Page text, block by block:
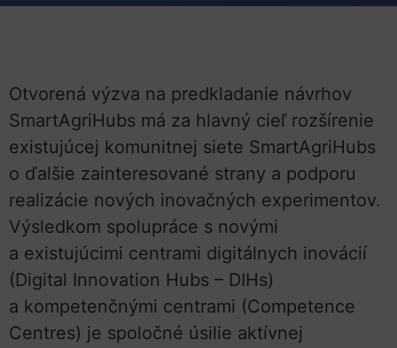
Otvorená výzva na predkladanie návrhov
SmartAgriHubs má za hlavný cieľ rozšírenie
existujúcej komunitnej siete SmartAgriHubs
o ďalšie zainteresované strany a podporu
realizácie nových inovačných experimentov.
Výsledkom spolupráce s novými
a existujúcimi centrami digitálnych inovácií
(Digital Innovation Hubs – DIHs)
a kompetenčnými centrami (Competence
Centres) je spoločné úsilie aktívnej